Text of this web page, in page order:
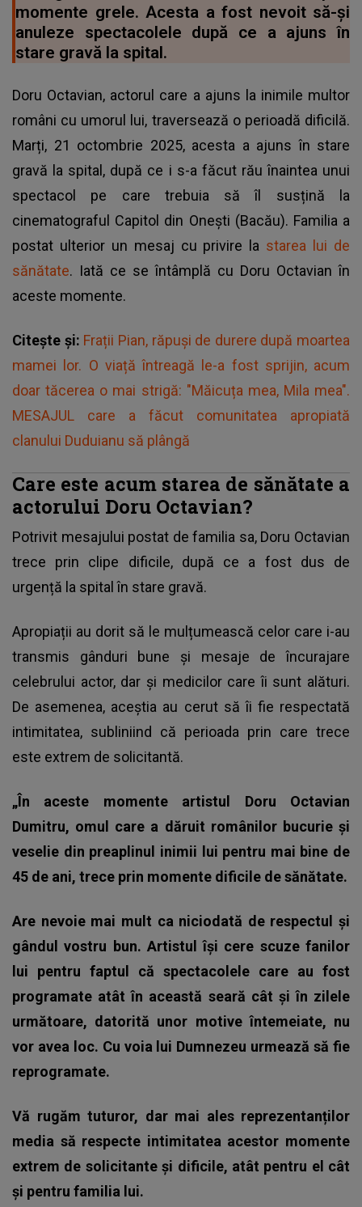
momente grele. Acesta a fost nevoit să-și
anuleze spectacolele după ce a ajuns în
stare gravă la spital.
Doru Octavian, actorul care a ajuns la inimile multor
români cu umorul lui, traversează o perioadă dificilă.
Marți, 21 octombrie 2025, acesta a ajuns în stare
gravă la spital, după ce i s-a făcut rău înaintea unui
spectacol pe care trebuia să îl susțină la
cinematograful Capitol din Onești (Bacău). Familia a
postat ulterior un mesaj cu privire la starea lui de
sănătate. Iată ce se întâmplă cu Doru Octavian în
aceste momente.
Citește și: Frații Pian, răpuși de durere după moartea
mamei lor. O viață întreagă le-a fost sprijin, acum
doar tăcerea o mai strigă: "Măicuța mea, Mila mea".
MESAJUL care a făcut comunitatea apropiată
clanului Duduianu să plângă
Care este acum starea de sănătate a
actorului Doru Octavian?
Potrivit mesajului postat de familia sa, Doru Octavian
trece prin clipe dificile, după ce a fost dus de
urgență la spital în stare gravă.
Apropiații au dorit să le mulțumească celor care i-au
transmis gânduri bune și mesaje de încurajare
celebrului actor, dar și medicilor care îi sunt alături.
De asemenea, aceștia au cerut să îi fie respectată
intimitatea, subliniind că perioada prin care trece
este extrem de solicitantă.
„În aceste momente artistul Doru Octavian
Dumitru, omul care a dăruit românilor bucurie și
veselie din preaplinul inimii lui pentru mai bine de
45 de ani, trece prin momente dificile de sănătate.
Are nevoie mai mult ca niciodată de respectul și
gândul vostru bun. Artistul își cere scuze fanilor
lui pentru faptul că spectacolele care au fost
programate atât în această seară cât și în zilele
următoare, datorită unor motive întemeiate, nu
vor avea loc. Cu voia lui Dumnezeu urmează să fie
reprogramate.
Vă rugăm tuturor, dar mai ales reprezentanților
media să respecte intimitatea acestor momente
extrem de solicitante și dificile, atât pentru el cât
și pentru familia lui.